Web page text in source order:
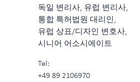
독일 변리사, 유럽 변리사,
통합 특허법원 대리인,
유럽 상표/디자인 변호사,
시니어 어소시에이트
Tel:
+49 89 2106970